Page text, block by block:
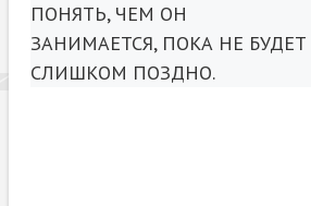
ПОНЯТЬ, ЧЕМ ОН
ЗАНИМАЕТСЯ, ПОКА НЕ БУДЕТ
СЛИШКОМ ПОЗДНО.